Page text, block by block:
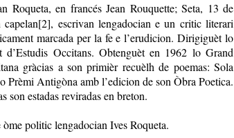
Roqueta, en francés Jean Rouquette; Seta, 13 de
escrivan lengadocian e un critic literari
marcada per la fe e l’erudicion. Dirigiguèt lo
d’Estudis Occitans. Obtenguèt en 1962 lo Grand
gràcias a son primièr recuèlh de poemas: Sola
Prèmi Antigòna amb l’edicion de son Òbra Poetica.
son estadas reviradas en breton.
politic lengadocian Ives Roqueta.